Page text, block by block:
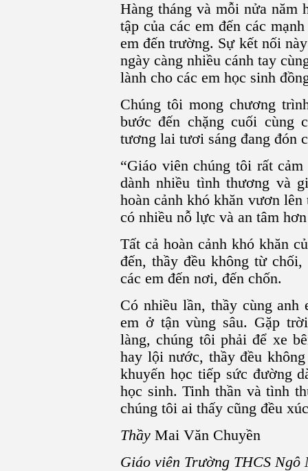
Hàng tháng và mỗi nửa năm
tập của các em đến các
em đến trường. Sự kết nối
ngày càng nhiều cánh tay
lành cho các em học sinh
Chúng tôi mong chương
bước đến chặng cuối cùng
tương lai tươi sáng đang đón
“Giáo viên chúng tôi rất
dành nhiều tình thương và
hoàn cảnh khó khăn vươn
có nhiều nỗ lực và an tâm
Tất cả hoàn cảnh khó khăn
đến, thầy đều không từ
các em đến nơi, đến chốn.
Có nhiều lần, thầy cùng
em ở tận vùng sâu. Gặp
làng, chúng tôi phải để xe
hay lội nước, thầy đều
khuyến học tiếp sức đường
học sinh. Tinh thần và tình
chúng tôi ai thấy cũng đều
Thầy Mai Văn Chuyền
Giáo viên Trường THCS Ngô